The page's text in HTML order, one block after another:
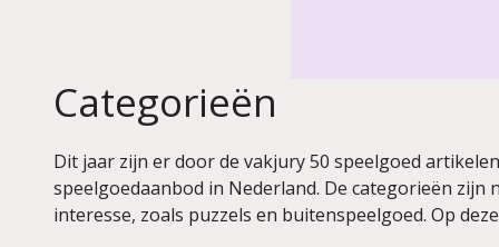
Categorieën
Dit jaar zijn er door de vakjury 50 speelgoed
speelgoedaanbod in Nederland. De categorieën
interesse, zoals puzzels en buitenspeelgoed. Op